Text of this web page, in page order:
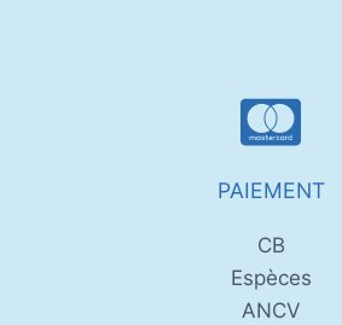
PAIEMENT
CB
Espèces
ANCV